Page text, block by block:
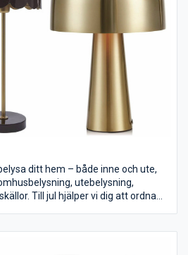
ditt hem – både inne och ute,
utebelysning,
Till jul hjälper vi dig att ordna